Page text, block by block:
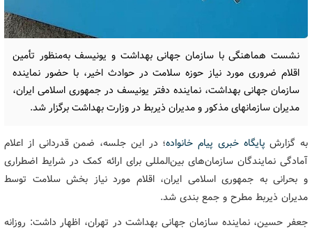
نشست هماهنگی با سازمان جهانی بهداشت و یونیسف به‌منظور تأمین
اقلام ضروری مورد نیاز حوزه سلامت در حوادث اخیر، با حضور نماینده
سازمان جهانی بهداشت، نماینده دفتر یونیسف در جمهوری اسلامی ایران،
مدیران سازمانهای مذکور و مدیران ذیربط در وزارت بهداشت برگزار شد.
به گزارش پایگاه خبری پیام خانواده؛ در این جلسه، ضمن قدردانی از اعلام
آمادگی نمایندگان سازمان‌های بین‌المللی برای ارائه کمک در شرایط اضطراری
و بحرانی به جمهوری اسلامی ایران، اقلام مورد نیاز بخش سلامت توسط
مدیران ذیربط مطرح و جمع بندی شد.
جعفر حسین، نماینده سازمان جهانی بهداشت در تهران، اظهار داشت: روزانه